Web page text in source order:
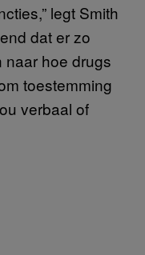
legt Smith
dat er zo
hoe drugs
toestemming
verbaal of